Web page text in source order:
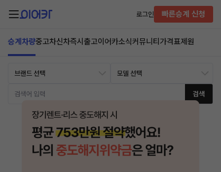
로그인 빠른승계 신청
승계차량중고차신차즉시출고이어카소식커뮤니티 가격표제원
검색